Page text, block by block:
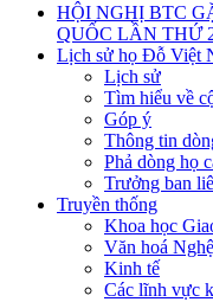
HỘI NGHỊ BTC
QUỐC LẦN THỨ
Lịch sử họ Đỗ Việt
Lịch sử
Tìm hiểu về
Góp ý
Thông tin
Phả dòng họ
Trưởng ban
Truyền thống
Khoa học
Văn hoá
Kinh tế
Các lĩnh vực